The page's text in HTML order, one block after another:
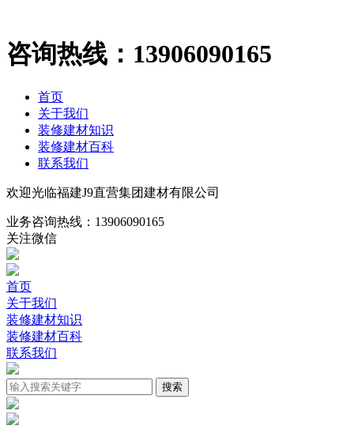
咨询热线： 13906090165
首页
关于我们
装修建材知识
装修建材百科
联系我们
欢迎光临福建J9直营集团建材有限公司
业务咨询热线： 13906090165
关注微信
首页
关于我们
装修建材知识
装修建材百科
联系我们